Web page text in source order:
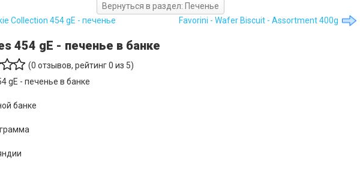
Вернуться в раздел: Печенье
Collection 454 gE - печенье
Favorini - Wafer Biscuit - Assortment 400g
454 gE - печенье в банке
(0 отзывов, рейтинг0 из 5)
gE - печенье в банке
банке